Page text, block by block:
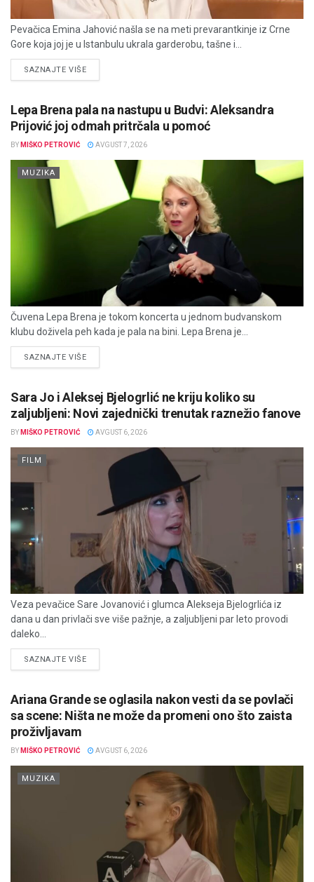
Pevačica Emina Jahović našla se na meti prevarantkinje iz Crne
Gore koja joj je u Istanbulu ukrala garderobu, tašne i...
SAZNAJTE VIŠEDETAILS
Lepa Brena pala na nastupu u Budvi: Aleksandra
Prijović joj odmah pritrčala u pomoć
BY MIŠKO PETROVIĆ AVGUST 7, 2026
MUZIKA
Čuvena Lepa Brena je tokom koncerta u jednom budvanskom
klubu doživela peh kada je pala na bini. Lepa Brena je...
SAZNAJTE VIŠEDETAILS
Sara Jo i Aleksej Bjelogrlić ne kriju koliko su
zaljubljeni: Novi zajednički trenutak raznežio fanove
BY MIŠKO PETROVIĆ AVGUST 6, 2026
FILM
Veza pevačice Sare Jovanović i glumca Alekseja Bjelogrlića iz
dana u dan privlači sve više pažnje, a zaljubljeni par leto provodi
daleko...
SAZNAJTE VIŠEDETAILS
Ariana Grande se oglasila nakon vesti da se povlači
sa scene: Ništa ne može da promeni ono što zaista
proživljavam
BY MIŠKO PETROVIĆ AVGUST 6, 2026
MUZIKA